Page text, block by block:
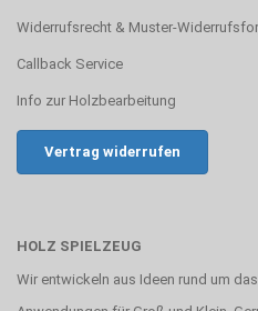
Widerrufsrecht & Muster-
Callback Service
Info zur Holzbearbeitung
Vertrag widerrufen
HOLZ SPIELZEUG
Wir entwickeln aus Ideen rund um